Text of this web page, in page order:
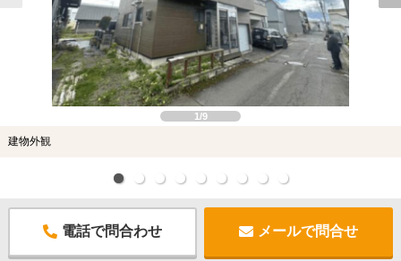
1/9
建物外観
電話で問合わせ メールで問合せ